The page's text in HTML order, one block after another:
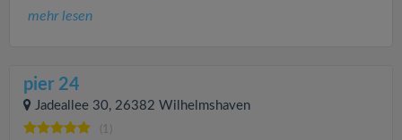
mehr lesen
pier 24
Jadeallee 30, 26382 Wilhelmshaven
(1)